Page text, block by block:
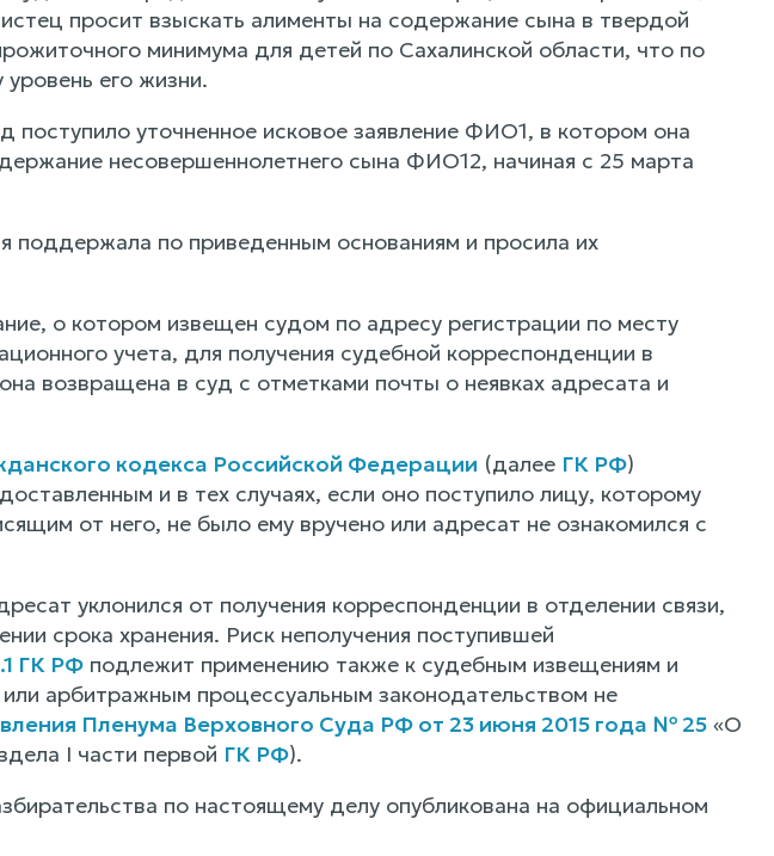
просит взыскать алименты на содержание сына в твердой
минимума для детей по Сахалинской области, что по
его жизни.
поступило уточненное исковое заявление ФИО1, в котором она
несовершеннолетнего сына ФИО12, начиная с 25 марта
поддержала по приведенным основаниям и просила их
о котором извещен судом по адресу регистрации по месту
учета, для получения судебной корреспонденции в
возвращена в суд с отметками почты о неявках адресата и
кодекса Российской Федерации (далее ГК РФ)
и в тех случаях, если оно поступило лицу, которому
от него, не было ему вручено или адресат не ознакомился с
уклонился от получения корреспонденции в отделении связи,
срока хранения. Риск неполучения поступившей
ГК РФподлежит применению также к судебным извещениям и
арбитражным процессуальным законодательством не
Пленума Верховного Суда РФ от 23 июня 2015 года № 25«О
I части первой ГК РФ).
по настоящему делу опубликована на официальном